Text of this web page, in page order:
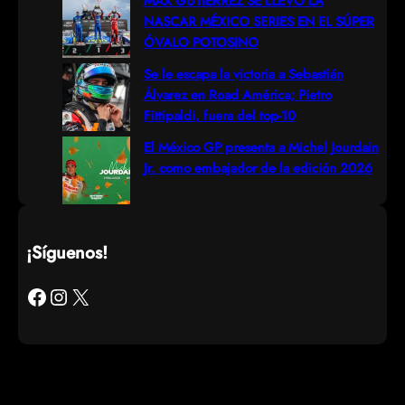
NASCAR MÉXICO SERIES EN EL SÚPER
ÓVALO POTOSINO
Se le escapa la victoria a Sebastián
Álvarez en Road América; Pietro
Fittipaldi, fuera del top-10
El México GP presenta a Michel Jourdain
Jr. como embajador de la edición 2026
¡Síguenos!
Facebook Instagram X